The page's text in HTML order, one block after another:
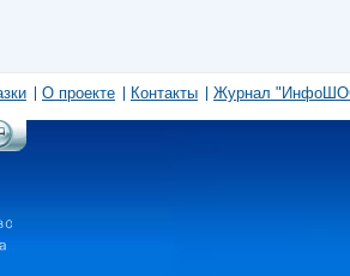
О проекте Контакты Журнал